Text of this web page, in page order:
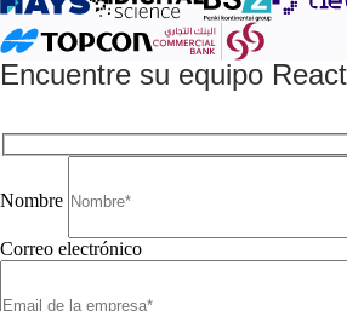
Encuentre su equipo
Nombre
Correo electrónico